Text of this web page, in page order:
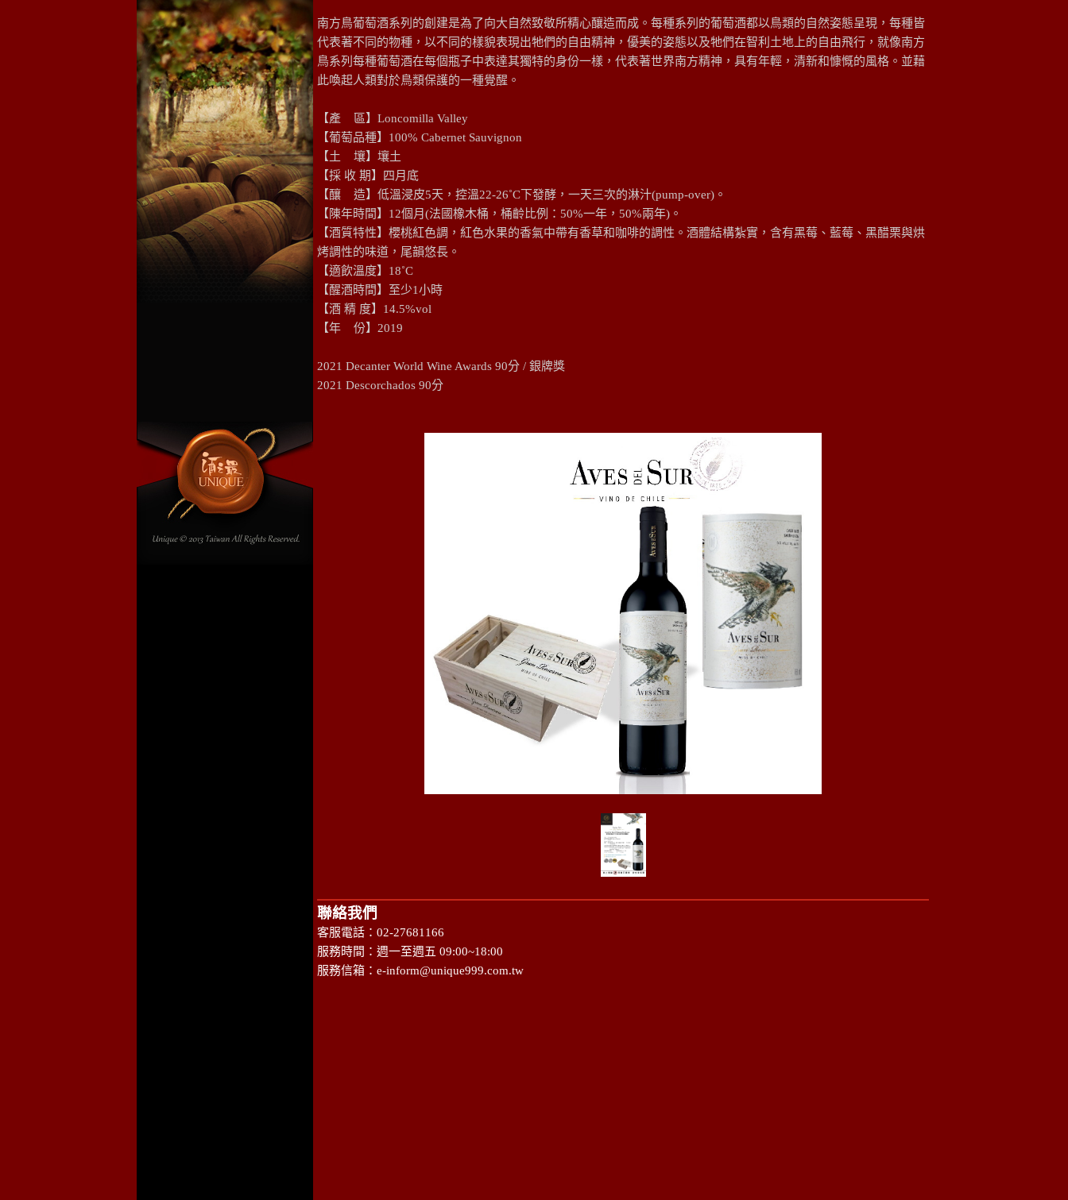
南方鳥葡萄酒系列的創建是為了向大自然致敬所精心釀造而成。每種系列的葡萄酒都以鳥類的自然姿態呈現，每種皆
代表著不同的物種，以不同的樣貌表現出牠們的自由精神，優美的姿態以及牠們在智利土地上的自由飛行，就像南方
鳥系列每種葡萄酒在每個瓶子中表達其獨特的身份一樣，代表著世界南方精神，具有年輕，清新和慷慨的風格。並藉
此喚起人類對於鳥類保護的一種覺醒。
【產 區】Loncomilla Valley
【葡萄品種】100% Cabernet Sauvignon
【土 壤】壤土
【採 收 期】四月底
【釀 造】低溫浸皮5天，控溫22-26˚C下發酵，一天三次的淋汁(pump-over)。
【陳年時間】12個月(法國橡木桶，桶齡比例：50%一年，50%兩年)。
【酒質特性】櫻桃紅色調，紅色水果的香氣中帶有香草和咖啡的調性。酒體結構紮實，含有黑莓、藍莓、黑醋栗與烘
烤調性的味道，尾韻悠長。
【適飲溫度】18˚C
【醒酒時間】至少1小時
【酒 精 度】14.5%vol
【年 份】2019
2021 Decanter World Wine Awards 90分 / 銀牌獎
2021 Descorchados 90分
聯絡我們
客服電話：02-27681166
服務時間：週一至週五 09:00~18:00
服務信箱： e-inform@unique999.com.tw